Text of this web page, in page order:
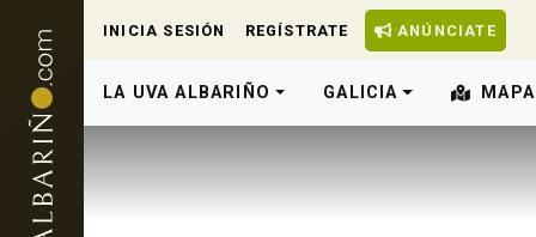
INICIA SESIÓN REGÍSTRATE ANÚNCIATE
LA UVA ALBARIÑO GALICIA MAPA